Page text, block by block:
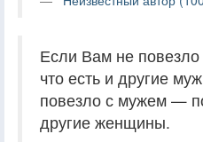
Если Вам не
что есть и другие
повезло с мужем —
другие женщины.